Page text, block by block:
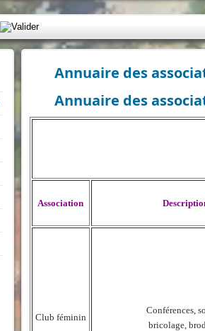
| Infos divers
Annuaire des
Annuaire des
Association
Club féminin
Conférences,
bricolage,